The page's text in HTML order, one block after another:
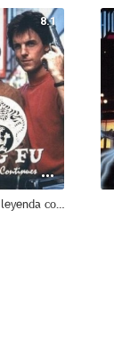
8.1
Kung Fu: la leyenda continúa